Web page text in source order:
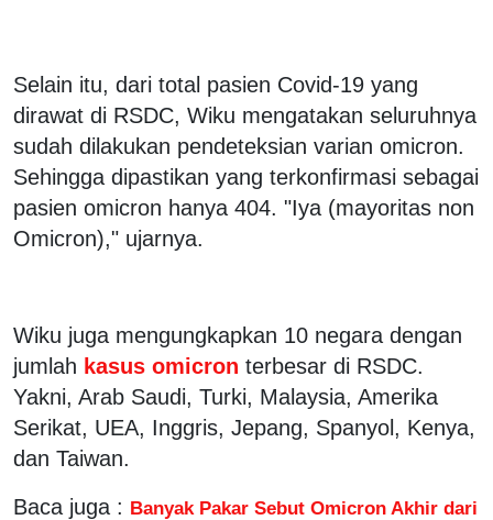
Selain itu, dari total pasien Covid-19 yang
dirawat di RSDC, Wiku mengatakan seluruhnya
sudah dilakukan pendeteksian varian omicron.
Sehingga dipastikan yang terkonfirmasi sebagai
pasien omicron hanya 404. "Iya (mayoritas non
Omicron)," ujarnya.
Wiku juga mengungkapkan 10 negara dengan
jumlah kasus omicron terbesar di RSDC.
Yakni, Arab Saudi, Turki, Malaysia, Amerika
Serikat, UEA, Inggris, Jepang, Spanyol, Kenya,
dan Taiwan.
Baca juga : Banyak Pakar Sebut Omicron Akhir dari